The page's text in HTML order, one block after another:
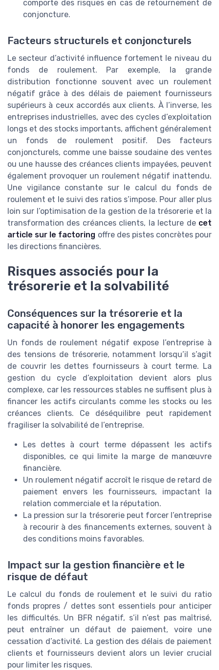
comporte des risques en cas de retournement de
conjoncture.
Facteurs structurels et conjoncturels
Le secteur d’activité influence fortement le niveau du
fonds de roulement. Par exemple, la grande
distribution fonctionne souvent avec un roulement
négatif grâce à des délais de paiement fournisseurs
supérieurs à ceux accordés aux clients. À l’inverse, les
entreprises industrielles, avec des cycles d’exploitation
longs et des stocks importants, affichent généralement
un fonds de roulement positif. Des facteurs
conjoncturels, comme une baisse soudaine des ventes
ou une hausse des créances clients impayées, peuvent
également provoquer un roulement négatif inattendu.
Une vigilance constante sur le calcul du fonds de
roulement et le suivi des ratios s’impose. Pour aller plus
loin sur l’optimisation de la gestion de la trésorerie et la
transformation des créances clients, la lecture de cet
article sur le factoring offre des pistes concrètes pour
les directions financières.
Risques associés pour la
trésorerie et la solvabilité
Conséquences sur la trésorerie et la
capacité à honorer les engagements
Un fonds de roulement négatif expose l’entreprise à
des tensions de trésorerie, notamment lorsqu’il s’agit
de couvrir les dettes fournisseurs à court terme. La
gestion du cycle d’exploitation devient alors plus
complexe, car les ressources stables ne suffisent plus à
financer les actifs circulants comme les stocks ou les
créances clients. Ce déséquilibre peut rapidement
fragiliser la solvabilité de l’entreprise.
Les dettes à court terme dépassent les actifs
disponibles, ce qui limite la marge de manœuvre
financière.
Un roulement négatif accroît le risque de retard de
paiement envers les fournisseurs, impactant la
relation commerciale et la réputation.
La pression sur la trésorerie peut forcer l’entreprise
à recourir à des financements externes, souvent à
des conditions moins favorables.
Impact sur la gestion financière et le
risque de défaut
Le calcul du fonds de roulement et le suivi du ratio
fonds propres / dettes sont essentiels pour anticiper
les difficultés. Un BFR négatif, s’il n’est pas maîtrisé,
peut entraîner un défaut de paiement, voire une
cessation d’activité. La gestion des délais de paiement
clients et fournisseurs devient alors un levier crucial
pour limiter les risques.